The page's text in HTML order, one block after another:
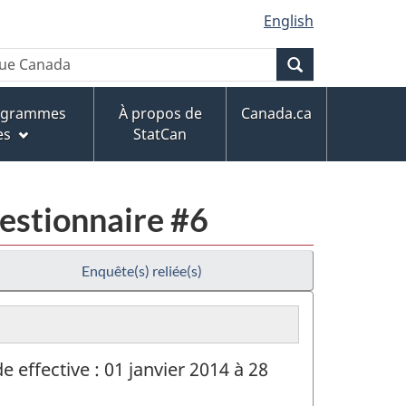
English
À propos de
StatCan
Canada.ca
#6
Enquête(s) reliée(s)
effective : 01 janvier 2014 à 28